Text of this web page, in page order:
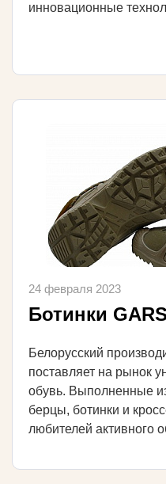
инновационные
24 февраля 2023
Ботинки
Белорусский
поставляет на рынок
обувь. Выполненные
берцы, ботинки и
любителей активного